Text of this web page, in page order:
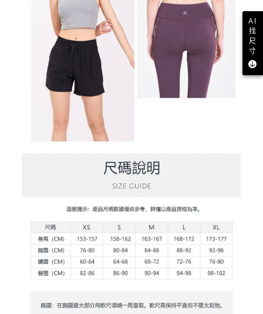
AI
找
尺
寸